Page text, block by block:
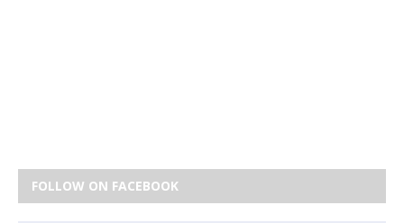
FOLLOW ON FACEBOOK